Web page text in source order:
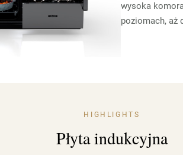
wysoka
poziomach, aż
HIGHLIGHTS
Płyta indukcyjna